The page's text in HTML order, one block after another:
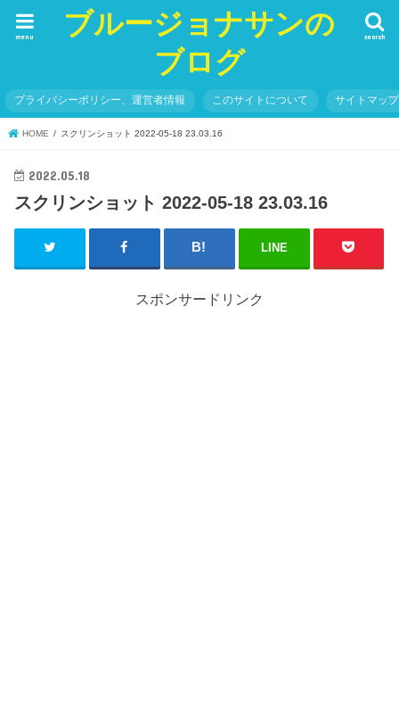
ブルージョナサンの
ブログ
search
menu
プライバシーポリシー、運営者情報 このサイトについて サイトマップ
HOME スクリンショット 2022-05-18 23.03.16
2022.05.18
スクリンショット 2022-05-18 23.03.16
LINE
スポンサードリンク